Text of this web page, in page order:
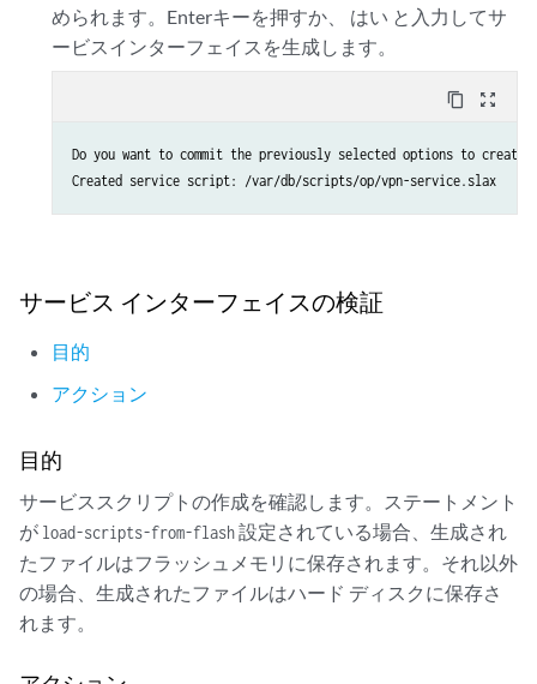
められます。Enterキーを押すか、 はい と入力してサ
ービスインターフェイスを生成します。
content_copy zoom_out_map
Do you want to commit the previously selected options to
サービス インターフェイスの検証
目的
アクション
目的
サービススクリプトの作成を確認します。ステートメント
が load-scripts-from-flash設定されている場合、生成され
たファイルはフラッシュメモリに保存されます。それ以外
の場合、生成されたファイルはハード ディスクに保存さ
れます。